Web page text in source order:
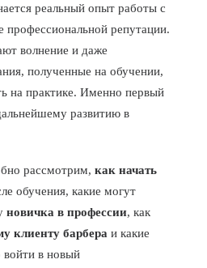
реальный опыт работы с
профессиональной репутации.
волнение и даже
полученные на обучении,
на практике. Именно первый
развитию в
рассмотрим, как начать
обучения, какие могут
новичка в профессии, как
клиенту барбера и какие
войти в новый